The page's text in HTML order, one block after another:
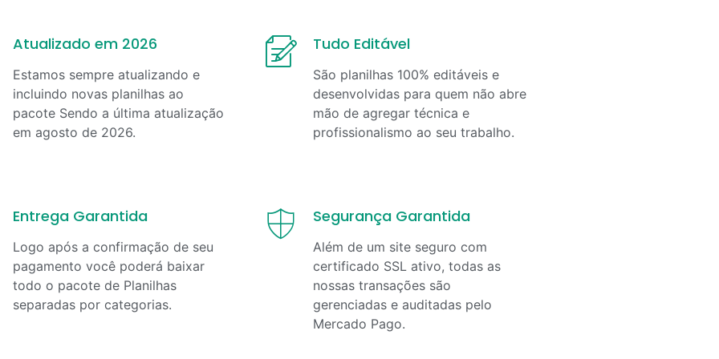
Atualizado em 2026
Estamos sempre atualizando e
incluindo novas planilhas ao
pacote Sendo a última atualização
em agosto de 2026.
Tudo Editável
São planilhas 100% editáveis e
desenvolvidas para quem não abre
mão de agregar técnica e
profissionalismo ao seu trabalho.
Entrega Garantida
Logo após a confirmação de seu
pagamento você poderá baixar
todo o pacote de Planilhas
separadas por categorias.
Segurança Garantida
Além de um site seguro com
certificado SSL ativo, todas as
nossas transações são
gerenciadas e auditadas pelo
Mercado Pago.